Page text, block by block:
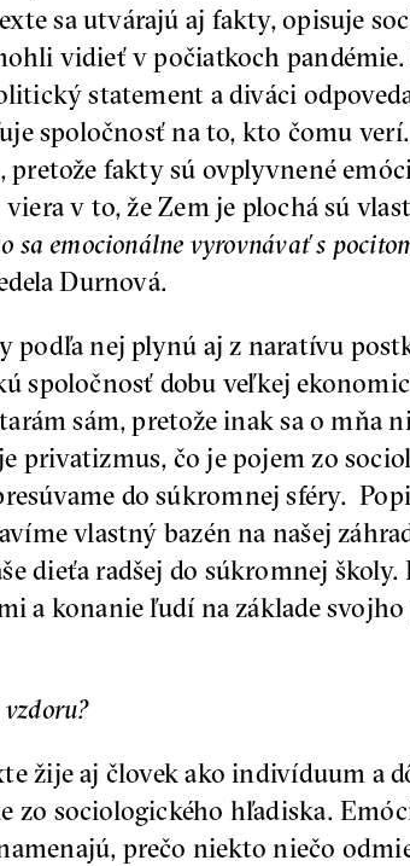
sa utvárajú aj fakty, opisuje
vidieť v počiatkoch
statement a diváci
spoločnosť na to, kto čomu
pretože fakty sú ovplyvnené
v to, že Zem je plochá sú
sa emocionálne vyrovnávať s
Durnová.
podľa nej plynú aj z naratívu
spoločnosť dobu veľkej
sám, pretože inak sa o mňa
privatizmus, čo je pojem zo
do súkromnej sféry.
vlastný bazén na našej
dieťa radšej do súkromnej
a konanie ľudí na základe
žije aj človek ako indivíduum a
zo sociologického hľadiska.
prečo niekto niečo